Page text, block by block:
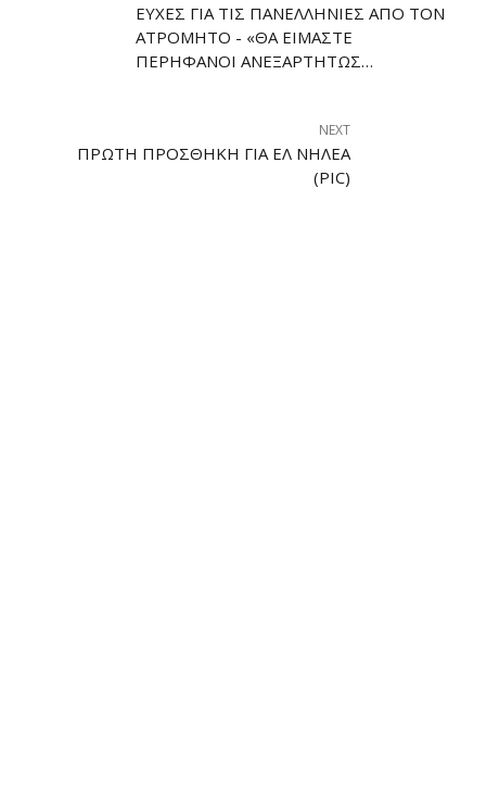
ΕΥΧΈΣ ΓΙΑ ΤΙΣ ΠΑΝΕΛΛΉΝΙΕΣ ΑΠΌ ΤΟΝ
ΑΤΡΌΜΗΤΟ - «ΘΑ ΕΊΜΑΣΤΕ
ΠΕΡΉΦΑΝΟΙ ΑΝΕΞΑΡΤΉΤΩΣ
NEXT
ΠΡΏΤΗ ΠΡΟΣΘΉΚΗ ΓΙΑ ΕΛ ΝΗΛΈΑ
(PIC)